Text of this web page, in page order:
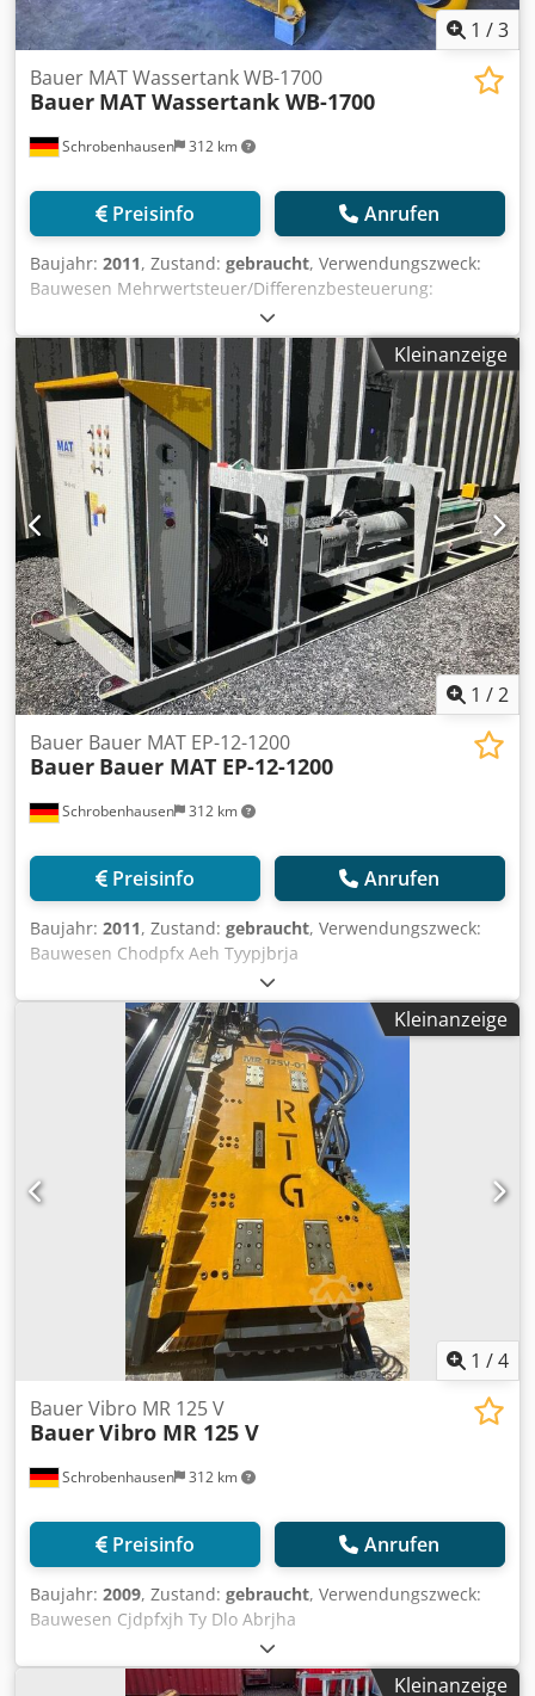
1 /3
Schrobenhausen 312 km
Bauer MAT Wassertank WB-1700
Bauer MAT Wassertank WB-1700
Preisinfo Anrufen
Baujahr: 2011, Zustand: gebraucht, Verwendungszweck:
Bauwesen Mehrwertsteuer/Differenzbesteuerung:
Mehrwertsteuer abzugsfähig Wenden Sie sich an
Mohamad Fattah Ahmad, um weitere Informationen zu
erhalten. Chedpfx Ajh Ty A Sobrsa MAT Wassertank WB-
1700 Guter Zustand Sofort einsatzbereit
Kleinanzeige
1 /2
Schrobenhausen 312 km
Bauer Bauer MAT EP-12-1200
Bauer Bauer MAT EP-12-1200
Preisinfo Anrufen
Baujahr: 2011, Zustand: gebraucht, Verwendungszweck:
Bauwesen Chodpfx Aeh Tyypjbrja
Mehrwertsteuer/Differenzbesteuerung: Mehrwertsteuer
abzugsfähig Wenden Sie sich an Mohamad Fattah Ahmad,
um weitere Informationen zu erhalten. Bauer MAT EP-12-
1200 Exzenterschneckenpumpe Guter Zustand Sofort
Einsatzbereit
Kleinanzeige
1 /4
Schrobenhausen 312 km
Bauer Vibro MR 125 V
BauerVibro MR 125 V
Preisinfo Anrufen
Baujahr: 2009, Zustand: gebraucht, Verwendungszweck:
Bauwesen Cjdpfxjh Ty Dlo Abrjha
Mehrwertsteuer/Differenzbesteuerung: Mehrwertsteuer
abzugsfähig Wenden Sie sich an Mohamad Fattah Ahmad,
Kleinanzeige